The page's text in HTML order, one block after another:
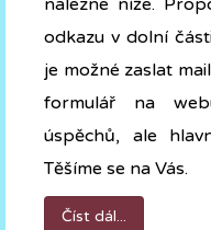
nalezne níže.
odkazu v dolní
je možné zaslat
formulář na
úspěchů, ale
Těšíme se na Vás.
Číst dál...